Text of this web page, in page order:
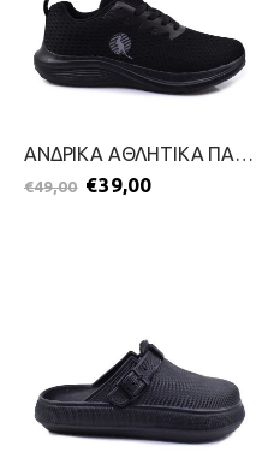
ΑΝΔΡΙΚΑ ΑΘΛΗΤΙΚΑ ΠΑΠΟΥΤΣΙΑ-CANGURO-2599-0167-ΜΑΥΡΟ
€49,00 €39,00